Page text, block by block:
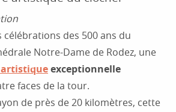
célébrations des 500 ans du
Notre-Dame de Rodez, une
exceptionnelle
faces de la tour.
de près de 20 kilomètres, cette